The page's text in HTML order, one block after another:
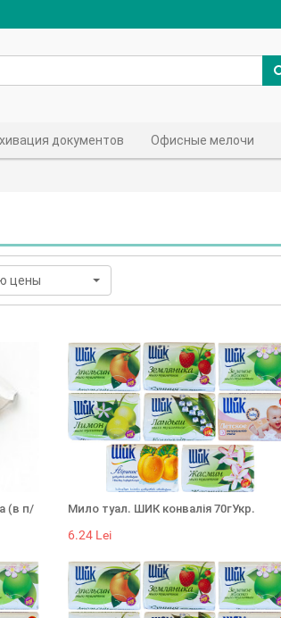
документов Офисные мелочи
цены
(в п/
Мило туал. ШИК конвалія 70гУкр.
6.24 Lei